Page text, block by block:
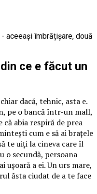
ce e făcut un
dacă, tehnic, asta e.
pe o bancă într-un mall,
abia respiră de prea
cum e să ai brațele
te uiți la cineva care îl
o secundă, persoana
ușoară a ei. Un urs mare,
ăsta ciudat de a te face